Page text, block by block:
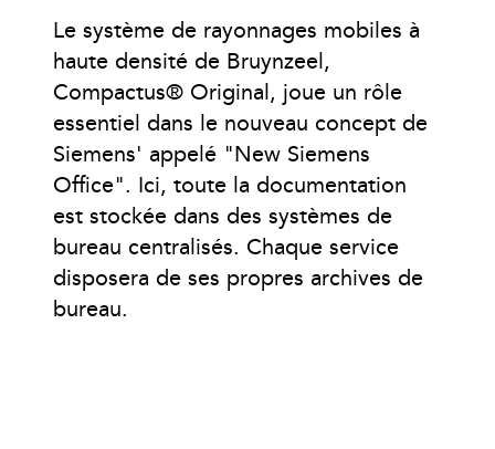
Le système de rayonnages mobiles à
haute densité de Bruynzeel,
Compactus® Original, joue un rôle
essentiel dans le nouveau concept de
Siemens' appelé "New Siemens
Office". Ici, toute la documentation
est stockée dans des systèmes de
bureau centralisés. Chaque service
disposera de ses propres archives de
bureau.